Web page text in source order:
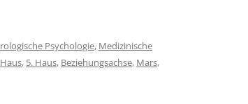
Psychologie, Medizinische
, 5. Haus, Beziehungsachse, Mars,